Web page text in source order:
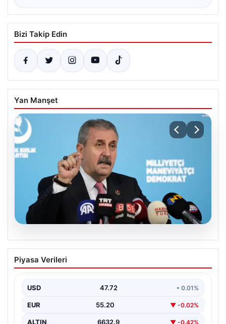
Bizi Takip Edin
Yan Manşet
08.08.2026
BBP Genel Başkanı Destici’den
‘Çerçeve Yasa’ Tartışmalarına Sert
Büyük Birlik Partisi (BBP) Genel Başkanı Mustafa
toplantısında…
Piyasa Verileri
USD 47.72 • 0.01%
EUR 55.20 ▼ -0.02%
ALTIN 6632.9 ▼ -0.42%